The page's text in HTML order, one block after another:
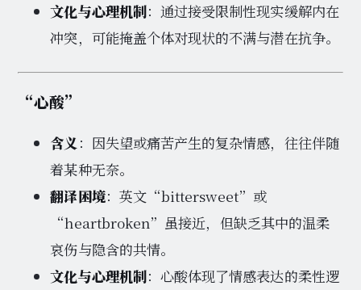
文化与心理机制：通过接受限制性现实缓解内在
冲突，可能掩盖个体对现状的不满与潜在抗争。
“心酸”
含义 ：因失望或痛苦产生的复杂情感，往往伴随
着某种无奈。
翻译困境：英文“bittersweet”或
“heartbroken”虽接近，但缺乏其中的温柔
哀伤与隐含的共情。
文化与心理机制：心酸体现了情感表达的柔性逻